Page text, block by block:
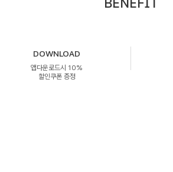
BENEFIT
DOWNLOAD
앱다운로드시 10%
할인쿠폰 증정